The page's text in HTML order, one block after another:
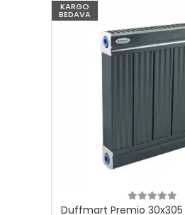
KARGO
BEDAVA
Duffmart Premio